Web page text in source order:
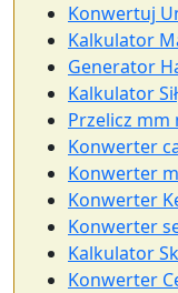
Konwertuj
Kalkulator
Generator
Kalkulator
Przelicz mm
Konwerter
Konwerter
Konwerter
Konwerter
Kalkulator
Konwerter